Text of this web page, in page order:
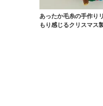
あったか毛糸の手作り
もり感じるクリスマス